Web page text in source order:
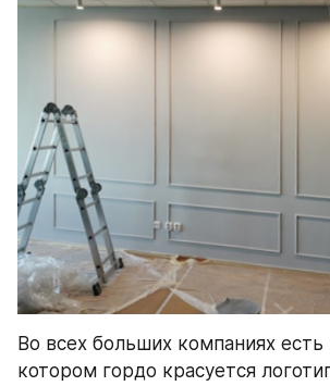
Во всех больших компаниях
котором гордо красуется